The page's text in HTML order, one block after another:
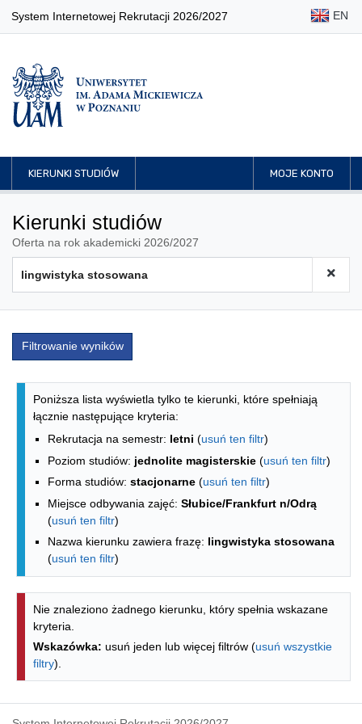
System Internetowej Rekrutacji 2026/2027 EN
KIERUNKI STUDIÓW MOJE KONTO
Kierunki studiów
Oferta na rok akademicki 2026/2027
Filtrowanie wyników
Lista kierunków - indeks alfabetyczny
Poniższa lista wyświetla tylko te kierunki, które spełniają
łącznie następujące kryteria:
Rekrutacja na semestr: letni (usuń ten filtr)
Poziom studiów: jednolite magisterskie (usuń ten filtr)
Forma studiów: stacjonarne (usuń ten filtr)
Miejsce odbywania zajęć: Słubice/Frankfurt n/Odrą
(usuń ten filtr)
Nazwa kierunku zawiera frazę: lingwistyka stosowana
(usuń ten filtr)
Nie znaleziono żadnego kierunku, który spełnia wskazane
kryteria.
Wskazówka: usuń jeden lub więcej filtrów (usuń wszystkie
filtry).